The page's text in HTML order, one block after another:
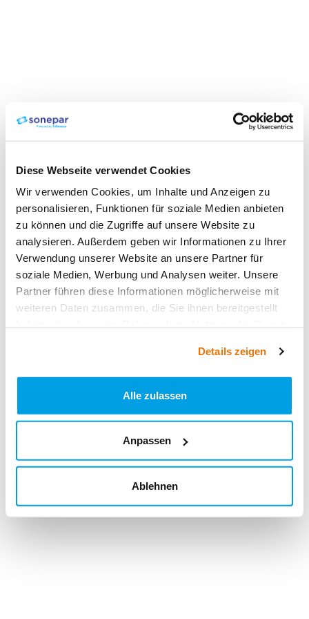
Diese Webseite verwendet Cookies
Wir verwenden Cookies, um Inhalte und Anzeigen zu
personalisieren, Funktionen für soziale Medien anbieten
zu können und die Zugriffe auf unsere Website zu
analysieren. Außerdem geben wir Informationen zu Ihrer
Verwendung unserer Website an unsere Partner für
soziale Medien, Werbung und Analysen weiter. Unsere
Partner führen diese Informationen möglicherweise mit
weiteren Daten zusammen, die Sie ihnen bereitgestellt
Details zeigen
Alle zulassen
Anpassen
Ablehnen